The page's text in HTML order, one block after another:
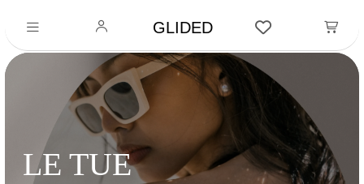
GLIDED
LE TUE